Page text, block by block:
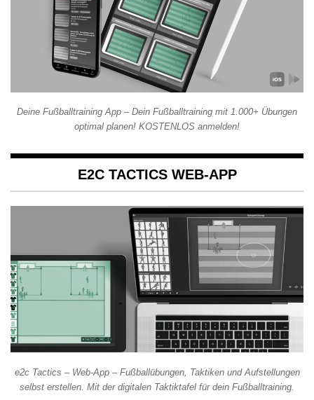
Deine Fußballtraining App – Dein Fußballtraining mit 1.000+ Übungen
optimal planen! KOSTENLOS anmelden!
E2C TACTICS WEB-APP
e2c Tactics – Web-App – Fußballübungen, Taktiken und Aufstellungen
selbst erstellen. Mit der digitalen Taktiktafel für dein Fußballtraining.